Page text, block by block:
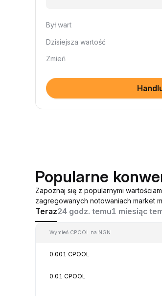
Był wart
Dzisiejsza wartość
Zmień
Popularne
Zapoznaj się z popularnymi
zagregowanych notowaniach market
Teraz24 godz. temu1 miesiąc
Wymień CPOOL na NGN
0.001 CPOOL
0.01 CPOOL